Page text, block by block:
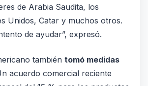
de Arabia Saudita, los
Unidos, Catar y muchos otros.
de ayudar”, expresó.
también tomó medidas
acuerdo comercial reciente